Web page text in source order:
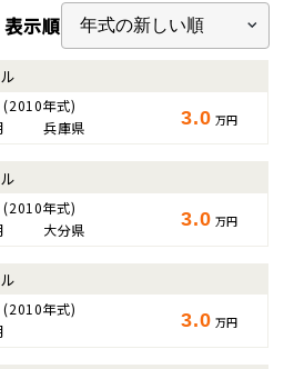
表示順
(2010年式)
兵庫県 3.0 万円
(2010年式)
大分県 3.0 万円
(2010年式)
3.0 万円